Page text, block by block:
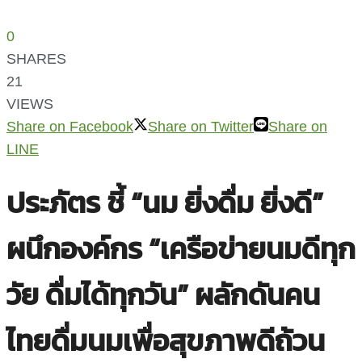
0
SHARES
21
VIEWS
Share on Facebook
Share on Twitter
Share on
LINE
ประภัตร ชี้ “นม ยิ่งดื่ม ยิ่งดี”
ผนึกองค์กร “เครือข่ายนมดีทุก
วัย ดื่มได้ทุกวัน” ผลักดันคน
ไทยดื่มนมเพื่อสุขภาพดีถ้วน